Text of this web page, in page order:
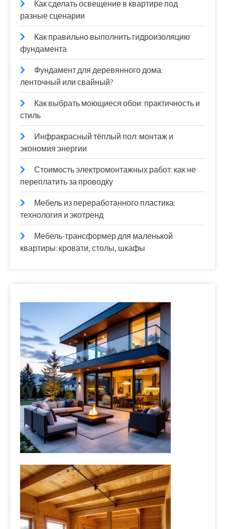
Как сделать освещение в квартире под
разные сценарии
Как правильно выполнить гидроизоляцию
фундамента
Фундамент для деревянного дома:
ленточный или свайный?
Как выбрать моющиеся обои: практичность и
стиль
Инфракрасный тёплый пол: монтаж и
экономия энергии
Стоимость электромонтажных работ: как не
переплатить за проводку
Мебель из переработанного пластика:
технология и экотренд
Мебель-трансформер для маленькой
квартиры: кровати, столы, шкафы